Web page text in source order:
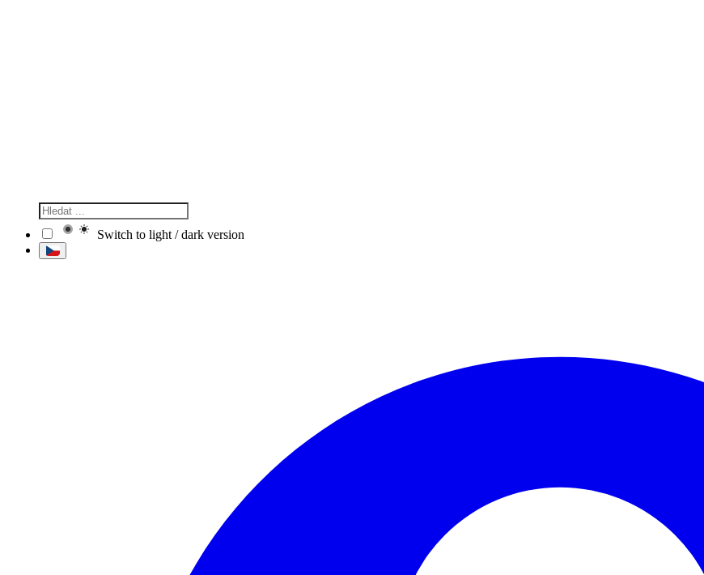
Switch to light / dark version